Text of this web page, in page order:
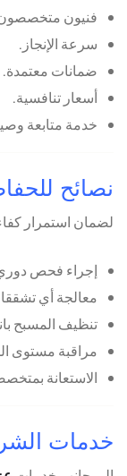
فنيون
سرعة الإنجاز.
ضمانات معتمدة.
أسعار تنافسية.
خدمة متابعة
نصائح
لضمان استمرار
إجراء فحص
معالجة أي
تنظيف المسبح
مراقبة مستوى
الاستعانة
خدمات